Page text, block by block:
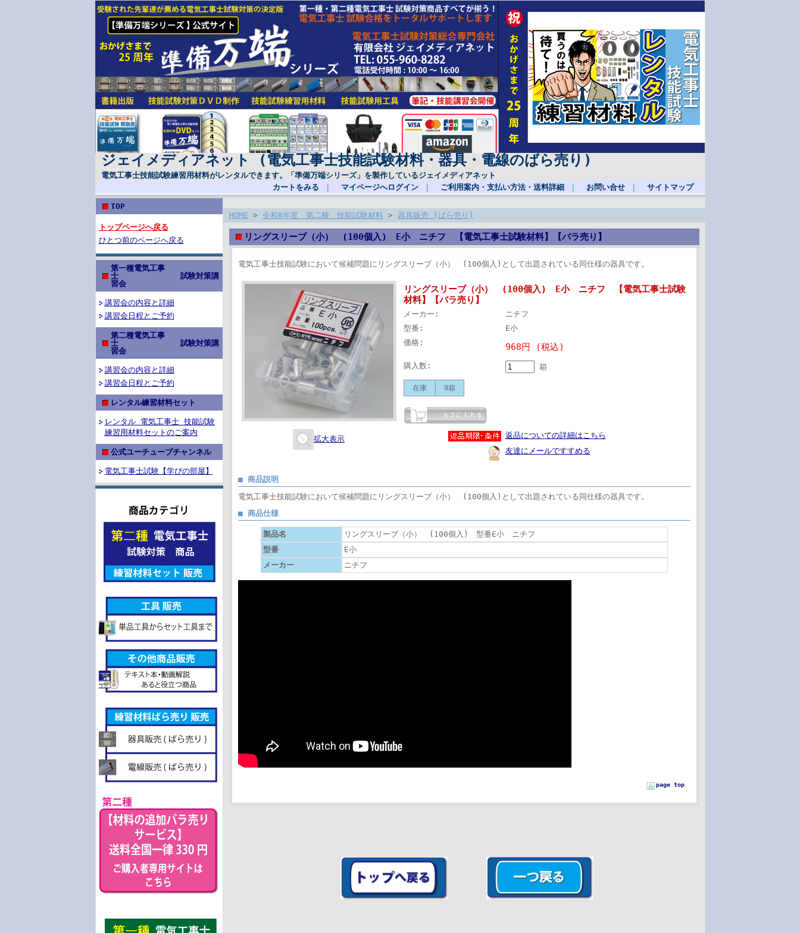
ジェイメディアネット (電気工事士技能試験材料・器具・電線のばら売り)
電気工事士技能試験練習用材料がレンタルできます。「準備万端シリーズ」を製作しているジェイメディアネット
カートをみる
マイページへログイン｜ ご利用案内・支払い方法・送料詳細 お問い合せ｜ サイトマップ
TOP
トップページへ戻る
ひとつ前のページへ戻る
第一種電気工事
士 試験対策講
習会
講習会の内容と詳細
講習会日程とご予約
第二種電気工事
士 試験対策講
習会
講習会の内容と詳細
講習会日程とご予約
レンタル練習材料セット
レンタル 電気工事士 技能試験
練習用材料セットのご案内
公式ユーチューブチャンネル
電気工事士試験【学びの部屋】
HOME > 令和8年度 第二種 技能試験材料> 器具販売 (ばら売り)
リングスリーブ（小） (100個入) E小 ニチフ 【電気工事士試験材料】【バラ売り】
電気工事士技能試験において候補問題にリングスリーブ（小） (100個入)として出題されている同仕様の器具です。
拡大表示
リングスリーブ（小） (100個入) E小 ニチフ 【電気工事士試験
材料】【バラ売り】
メーカー:
ニチフ
型番:
E小
価格:
968円 (税込)
購入数: 箱
在庫 9箱
返品についての詳細はこちら
友達にメールですすめる
■ 商品説明
電気工事士技能試験において候補問題にリングスリーブ（小） (100個入)として出題されている同仕様の器具です。
■ 商品仕様
製品名
リングスリーブ（小） (100個入) 型番E小 ニチフ
型番
E小
メーカー
ニチフ
page top